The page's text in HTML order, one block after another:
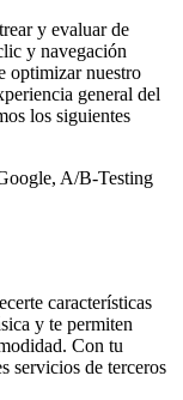
y evaluar de
y navegación
optimizar nuestro
general del
los siguientes
A/B-Testing
características
y te permiten
Con tu
servicios de terceros